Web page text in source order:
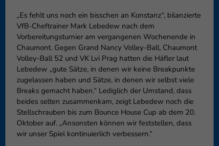
„Es fehlt uns noch ein bisschen an Konstanz“, bilanzierte
VfB-Cheftrainer Mark Lebedew nach dem
Vorbereitungsturnier am vergangenen Wochenende in
Chaumont. Gegen Grand Nancy Volley-Ball, Chaumont
Volley-Ball 52 und VK Lvi Prag hatten die Häfler laut
Lebedew „gute Sätze, in denen wir keine Breakpunkte
zugelassen haben und Sätze, in denen wir selbst viele
Breaks gemacht haben.“ Lediglich der Umstand, dass
beides selten zusammenkam, zeigt Lebedew noch die
Stellschrauben bis zum Bounce House Cup ab dem 20.
Oktober auf. „Ansonsten können wir feststellen, dass
wir unser Spiel kontinuierlich verbessern.“
standardmäßig blockiert. Wenn Cookies von externen Medien akzeptiert
werden, bedarf der Zugriff auf diese Inhalte keiner manuellen
Einwilligung mehr.
Cookie-Informationen anzeigen